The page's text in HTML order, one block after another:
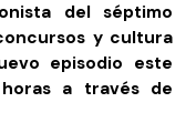
del séptimo
y cultura
episodio este
a través de